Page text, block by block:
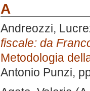
A
Andreozzi,
fiscale: da
Metodologia
Antonio Punzi,